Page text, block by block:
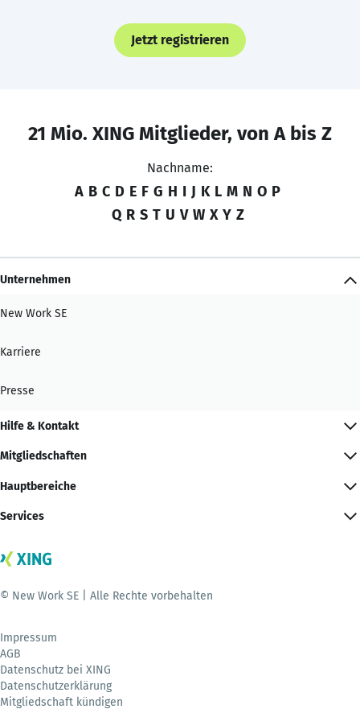
Jetzt registrieren
21 Mio. XING Mitglieder, von A bis Z
Nachname:
A B C D E F G H I J K L M N O P
Q R S T U V W X Y Z
Unternehmen
New Work SE
Karriere
Presse
Hilfe & Kontakt
Mitgliedschaften
Hauptbereiche
Services
© New Work SE | Alle Rechte vorbehalten
Impressum
AGB
Datenschutz bei XING
Datenschutzerklärung
Mitgliedschaft kündigen